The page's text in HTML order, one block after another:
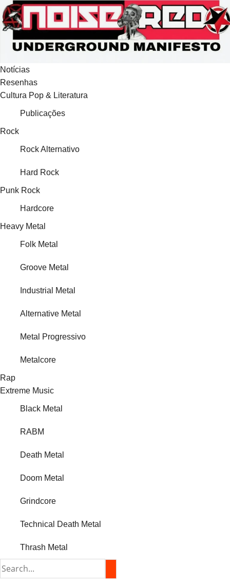
para
o
conteúdo
Notícias
Resenhas
Cultura Pop & Literatura
Publicações
Rock
Rock Alternativo
Hard Rock
Punk Rock
Hardcore
Heavy Metal
Folk Metal
Groove Metal
Industrial Metal
Alternative Metal
Metal Progressivo
Metalcore
Rap
Extreme Music
Black Metal
RABM
Death Metal
Doom Metal
Grindcore
Technical Death Metal
Thrash Metal